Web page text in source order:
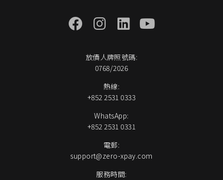
放債人牌照號碼:
0768/2026
熱線:
+852 2531 0333
WhatsApp:
+852 2531 0331
電郵:
support@zero-xpay.com
服務時間: